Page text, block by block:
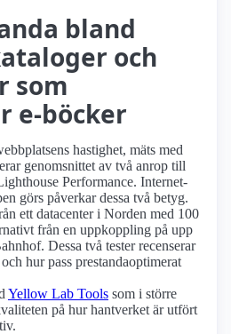
bland
och
som
e-böcker
hastighet, mäts med
genomsnittet av två anrop till
Performance. Internet­
görs påverkar dessa två betyg.
ett datacenter i Norden med 100
från en uppkoppling på upp
Dessa två tester recenserar
hur pass prestanda­optimerat
Yellow Lab Tools som i större
på hur hantverket är utfört